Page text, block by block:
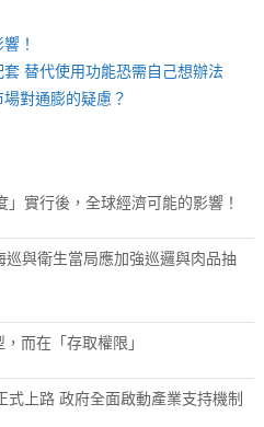
！
替代使用功能恐需自己想辦法
對通膨的疑慮？
實行後，全球經濟可能的影響！
與衛生當局應加強巡邏與肉品抽
而在「存取權限」
上路 政府全面啟動產業支持機制